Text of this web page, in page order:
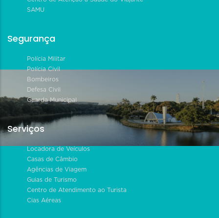
SAMU
Segurança
Polícia Militar
Polícia Civil
Bombeiros
Defesa Civil
Guarda Municipal
Serviços
Locadora de Veículos
Casas de Câmbio
Agências de Viagem
Guias de Turismo
Centro de Atendimento ao Turista
Cias Aéreas